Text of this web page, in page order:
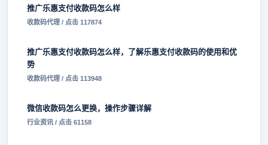
推广乐惠支付收款码怎么样
收款码代理 / 点击 117874
推广乐惠支付收款码怎么样，了解乐惠支付收款码的使用和优
势
收款码代理 / 点击 113948
微信收款码怎么更换，操作步骤详解
行业资讯 / 点击 61158